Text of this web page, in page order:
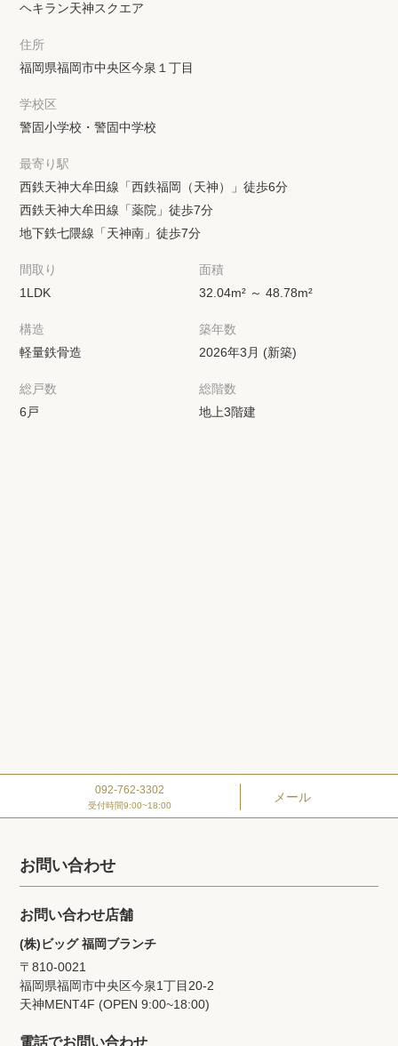
ヘキラン天神スクエア
住所
福岡県福岡市中央区今泉１丁目
学校区
警固小学校・警固中学校
最寄り駅
西鉄天神大牟田線「西鉄福岡（天神）」徒歩6分
西鉄天神大牟田線「薬院」徒歩7分
地下鉄七隈線「天神南」徒歩7分
間取り
1LDK
面積
32.04m² ～ 48.78m²
構造
軽量鉄骨造
築年数
2026年3月 (新築)
総戸数
6戸
総階数
地上3階建
092-762-3302
受付時間9:00~18:00
メール
お問い合わせ
お問い合わせ店舗
(株)ビッグ 福岡ブランチ
〒810-0021
福岡県福岡市中央区今泉1丁目20‐2
天神MENT4F (OPEN 9:00~18:00)
電話でお問い合わせ